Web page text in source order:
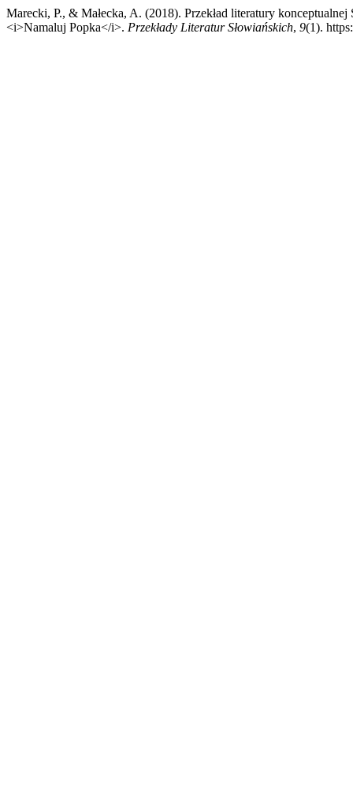
Marecki, P., & Małecka, A. (2018). Przekład literatury
<i>Namaluj Popka</i>. Przekłady Literatur Słowiańskich, 9(1).